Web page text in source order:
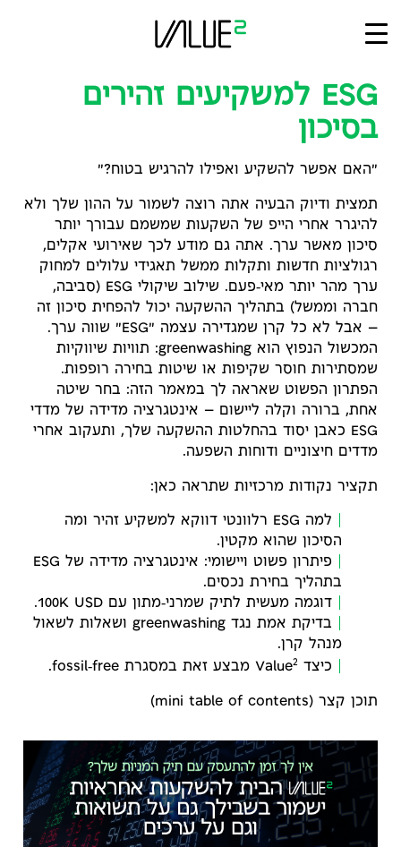
content
ESG למשקיעים זהירים
בסיכון
"האם אפשר להשקיע ואפילו להרגיש בטוח?"
תמצית ודיוק הבעיה אתה רוצה לשמור על ההון שלך ולא
להיגרר אחרי הייפ של השקעות שמשמם עבורך יותר
סיכון מאשר ערך. אתה גם מודע לכך שאירועי אקלים,
רגולציות חדשות ותקלות ממשל תאגידי עלולים למחוק
ערך מהר יותר מאי‑פעם. שילוב שיקולי ESG (סביבה,
חברה וממשל) בתהליך ההשקעה יכול להפחית סיכון זה
— אבל לא כל קרן שמגדירה עצמה "ESG" שווה ערך.
המכשול הנפוץ הוא greenwashing: תוויות שיווקיות
שמסתירות חוסר שקיפות או שיטות בחירה רופפות.
הפתרון הפשוט שאראה לך במאמר הזה: בחר שיטה
אחת, ברורה וקלה ליישום — אינטגרציה מדידה של מדדי
ESG כאבן יסוד בהחלטות ההשקעה שלך, ותעקוב אחרי
מדדים חיצוניים ודוחות השפעה.
תקציר נקודות מרכזיות שתראה כאן:
למה ESG רלוונטי דווקא למשקיע זהיר ומה
הסיכון שהוא מקטין.
פיתרון פשוט ויישומי: אינטגרציה מדידה של ESG
בתהליך בחירת נכסים.
דוגמה מעשית לתיק שמרני‑מתון עם 100K USD.
בדיקת אמת נגד greenwashing ושאלות לשאול
מנהל קרן.
כיצד Value 2 מבצע זאת במסגרת fossil‑free.
תוכן קצר (mini table of contents)